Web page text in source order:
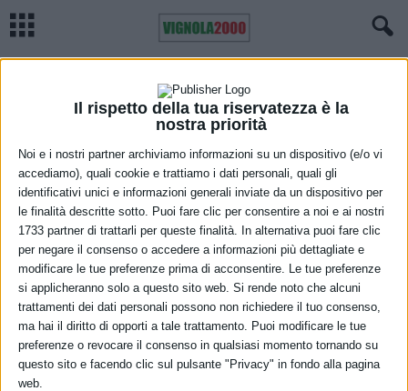
Il rispetto della tua riservatezza è la
nostra priorità
Noi e i nostri partner archiviamo informazioni su un dispositivo (e/o vi
accediamo), quali cookie e trattiamo i dati personali, quali gli
identificativi unici e informazioni generali inviate da un dispositivo per
le finalità descritte sotto. Puoi fare clic per consentire a noi e ai nostri
1733 partner di trattarli per queste finalità. In alternativa puoi fare clic
per negare il consenso o accedere a informazioni più dettagliate e
modificare le tue preferenze prima di acconsentire. Le tue preferenze
si applicheranno solo a questo sito web. Si rende noto che alcuni
trattamenti dei dati personali possono non richiedere il tuo consenso,
ma hai il diritto di opporti a tale trattamento. Puoi modificare le tue
preferenze o revocare il consenso in qualsiasi momento tornando su
questo sito e facendo clic sul pulsante "Privacy" in fondo alla pagina
web.
Home Regione Nel weekend torna l’ora solare
Nel weekend torna l’ora solare
Nella notte tra sabato 30edomenica 31 ottobretorna l’ora
solare: le lancette dell’orologio dovranno essere spostate indietro di
60 minuti, dalle 03:00 alle 02:00: guadagneremo dunque un’ora di
sonno.